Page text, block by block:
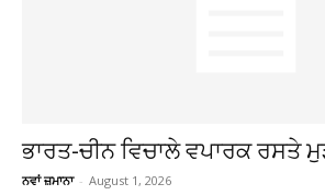
ਭਾਰਤ-ਚੀਨ ਵਿਚਾਲੇ ਵਪਾਰਕ ਰਸਤੇ
ਨਵਾਂ ਜ਼ਮਾਨਾ - August 1, 2026